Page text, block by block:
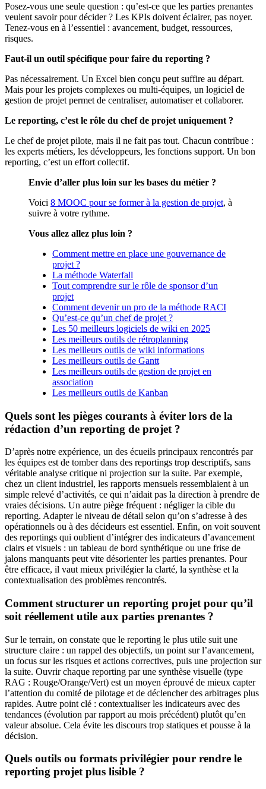
Posez-vous une seule question : qu’est-ce que les parties prenantes
veulent savoir pour décider ? Les KPIs doivent éclairer, pas noyer.
Tenez-vous en à l’essentiel : avancement, budget, ressources,
risques.
Faut-il un outil spécifique pour faire du reporting ?
Pas nécessairement. Un Excel bien conçu peut suffire au départ.
Mais pour les projets complexes ou multi-équipes, un logiciel de
gestion de projet permet de centraliser, automatiser et collaborer.
Le reporting, c’est le rôle du chef de projet uniquement ?
Le chef de projet pilote, mais il ne fait pas tout. Chacun contribue :
les experts métiers, les développeurs, les fonctions support. Un bon
reporting, c’est un effort collectif.
Envie d’aller plus loin sur les bases du métier ?
Voici 8 MOOC pour se former à la gestion de projet, à
suivre à votre rythme.
Vous allez allez plus loin ?
Comment mettre en place une gouvernance de
projet ?
La méthode Waterfall
Tout comprendre sur le rôle de sponsor d’un
projet
Comment devenir un pro de la méthode RACI
Qu’est-ce qu’un chef de projet ?
Les 50 meilleurs logiciels de wiki en 2025
Les meilleurs outils de rétroplanning
Les meilleurs outils de wiki informations
Les meilleurs outils de Gantt
Les meilleurs outils de gestion de projet en
association
Les meilleurs outils de Kanban
Quels sont les pièges courants à éviter lors de la
rédaction d’un reporting de projet ?
D’après notre expérience, un des écueils principaux rencontrés par
les équipes est de tomber dans des reportings trop descriptifs, sans
véritable analyse critique ni projection sur la suite. Par exemple,
chez un client industriel, les rapports mensuels ressemblaient à un
simple relevé d’activités, ce qui n’aidait pas la direction à prendre de
vraies décisions. Un autre piège fréquent : négliger la cible du
reporting. Adapter le niveau de détail selon qu’on s’adresse à des
opérationnels ou à des décideurs est essentiel. Enfin, on voit souvent
des reportings qui oublient d’intégrer des indicateurs d’avancement
clairs et visuels : un tableau de bord synthétique ou une frise de
jalons manquants peut vite désorienter les parties prenantes. Pour
être efficace, il vaut mieux privilégier la clarté, la synthèse et la
contextualisation des problèmes rencontrés.
Comment structurer un reporting projet pour qu’il
soit réellement utile aux parties prenantes ?
Sur le terrain, on constate que le reporting le plus utile suit une
structure claire : un rappel des objectifs, un point sur l’avancement,
un focus sur les risques et actions correctives, puis une projection sur
la suite. Ouvrir chaque reporting par une synthèse visuelle (type
RAG : Rouge/Orange/Vert) est un moyen éprouvé de mieux capter
l’attention du comité de pilotage et de déclencher des arbitrages plus
rapides. Autre point clé : contextualiser les indicateurs avec des
tendances (évolution par rapport au mois précédent) plutôt qu’en
valeur absolue. Cela évite les discours trop statiques et pousse à la
décision.
Quels outils ou formats privilégier pour rendre le
reporting projet plus lisible ?